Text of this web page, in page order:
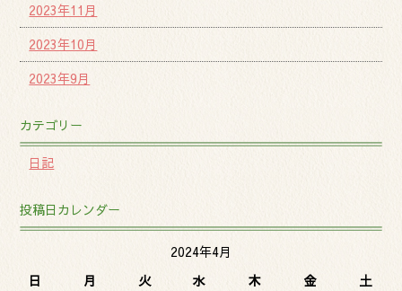
2023年11月
2023年10月
2023年9月
カテゴリー
日記
投稿日カレンダー
2024年4月
日
月 火 水 木 金 土